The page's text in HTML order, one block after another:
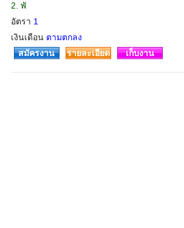
2. พั
อัตรา 1
เงินเดือน ตามตกลง
สมัครงาน
รายละเอียด เก็บงาน